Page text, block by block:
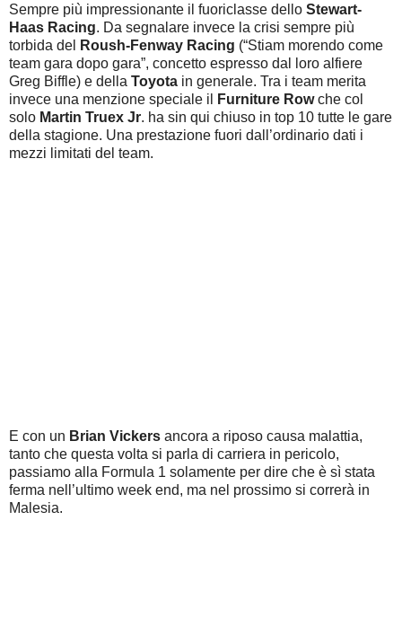
Sempre più impressionante il fuoriclasse dello Stewart-
Haas Racing. Da segnalare invece la crisi sempre più
torbida del
Roush-Fenway Racing (“Stiam morendo come
team gara dopo gara”, concetto espresso dal loro alfiere
Greg Biffle) e della Toyota in generale. Tra i team merita
invece una menzione speciale il
Furniture Rowche col
solo Martin Truex Jr. ha sin qui chiuso in top 10 tutte le gare
della stagione. Una prestazione fuori dall’ordinario dati i
mezzi limitati del team.
E con un Brian Vickers ancora a riposo causa malattia,
tanto che questa volta si parla di carriera in pericolo,
passiamo alla Formula 1 solamente per dire che è sì stata
ferma nell’ultimo week end, ma nel prossimo si correrà in
Malesia.